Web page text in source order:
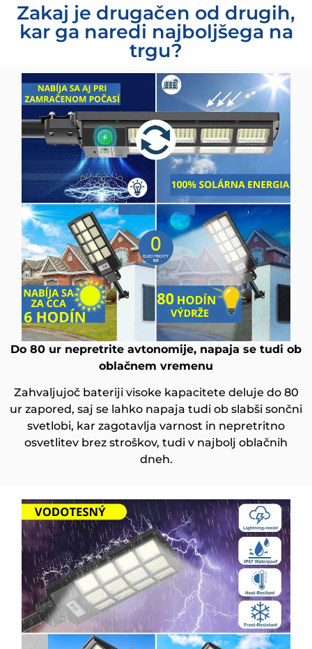
Zakaj je drugačen od drugih,
kar ga naredi najboljšega na
trgu?
Do 80 ur nepretrite avtonomije, napaja se tudi ob
oblačnem vremenu
Zahvaljujoč bateriji visoke kapacitete deluje do 80
ur zapored, saj se lahko napaja tudi ob slabši sončni
svetlobi, kar zagotavlja varnost in nepretritno
osvetlitev brez stroškov, tudi v najbolj oblačnih
dneh.